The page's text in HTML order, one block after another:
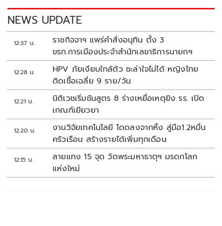
k k
NEWS UPDATE
12:37 น.
ราชกิจจาฯ แพร่คำสั่งอนุทิน ตั้ง 3
ขรก.การเมืองประจำสำนักเลขาธิการนายกฯ
12:28 น.
HPV ภัยเงียบใกล้ตัว ชะล่าใจไม่ได้ หญิงไทย
ติดเชื้อเฉลี่ย 9 ราย/วัน
12:21 น.
นิติเวชเริ่มชันสูตร 8 ร่างเหยื่อเหตุยิง รร. เปิด
เกณฑ์เยียวยา
12:20 น.
งานวิจัยเทคโนโลยี โดดลงจากหิ้ง สู่มือ1.2หมื่น
ครัวเรือน สร้างรายได้เพิ่มทุกเดือน
12:15 น.
ลายแทง 15 จุด วัดพระมหาธาตุฯ มรดกโลก
แห่งใหม่